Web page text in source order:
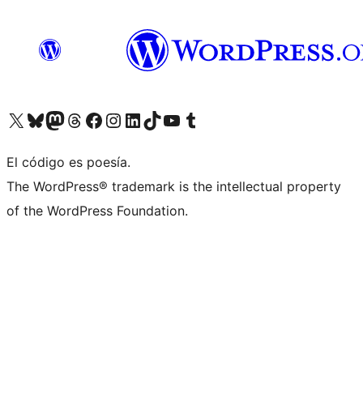
Visit our X (formerly Twitter) account
Visit our Bluesky account
Visit our Mastodon account
Visit our Threads account
Visita nuestra página de Facebook
Visita nuestra cuenta de Instagram
Visita nuestra cuenta de LinkedIn
Visit our TikTok account
Visita nuestro canal de YouTube
Visit our Tumblr account
El código es poesía.
The WordPress® trademark is the intellectual property
of the WordPress Foundation.